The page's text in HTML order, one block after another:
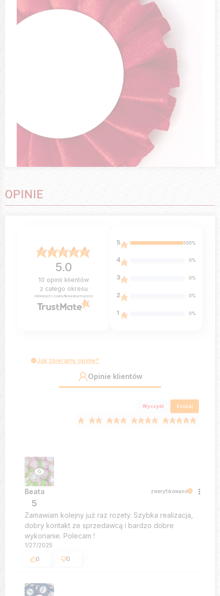
OPINIE
5.0
10 opinii klientów
z całego okresu
zebranych i zweryfikowanych przez
5 100%
4 0%
3 0%
2 0%
1 0%
Jak zbieramy opinie?
Opinie klientów
Wyczyść Szukaj
Beata zweryfikowano
5
Zamawiam kolejny już raz rozety. Szybka realizacja,
dobry kontakt ze sprzedawcą i bardzo dobre
wykonanie. Polecam !
1/27/2025
0
0